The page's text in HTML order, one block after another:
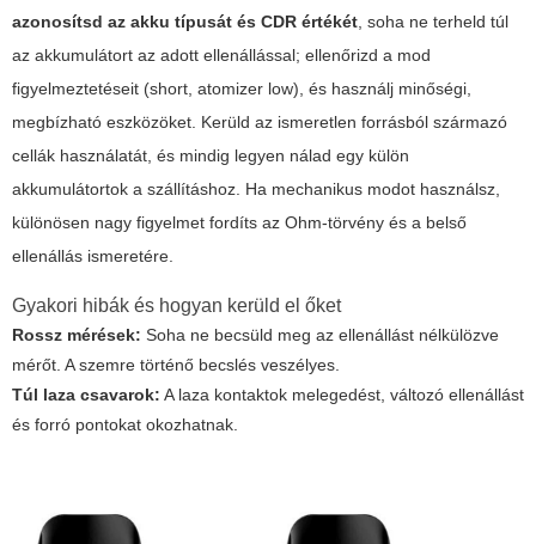
azonosítsd az akku típusát és CDR értékét, soha ne terheld túl
az akkumulátort az adott ellenállással; ellenőrizd a mod
figyelmeztetéseit (short, atomizer low), és használj minőségi,
megbízható eszközöket. Kerüld az ismeretlen forrásból származó
cellák használatát, és mindig legyen nálad egy külön
akkumulátortok a szállításhoz. Ha mechanikus modot használsz,
különösen nagy figyelmet fordíts az Ohm-törvény és a belső
ellenállás ismeretére.
Gyakori hibák és hogyan kerüld el őket
Rossz mérések: Soha ne becsüld meg az ellenállást nélkülözve
mérőt. A szemre történő becslés veszélyes.
Túl laza csavarok: A laza kontaktok melegedést, változó ellenállást
és forró pontokat okozhatnak.